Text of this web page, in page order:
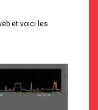
et voici les